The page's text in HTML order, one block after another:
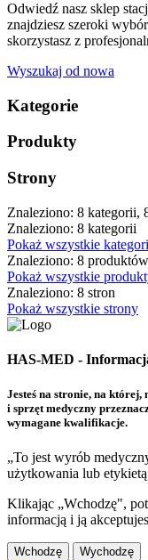
Odwiedź nasz sklep
znajdziesz szeroki
skorzystasz z
Wyszukaj od nowa
Kategorie
Produkty
Strony
Znaleziono: 8 kategorii,
Znaleziono: 8 kategorii
Pokaż wszystkie
Znaleziono: 8 produktów
Pokaż wszystkie
Znaleziono: 8 stron
Pokaż wszystkie strony
HAS-MED -
Jesteś na stronie, na
i sprzęt medyczny
wymagane kwalifikacje.
„To jest wyrób
użytkowania lub
Klikając „Wchodzę",
informacją i ją
Wchodzę Wychodzę